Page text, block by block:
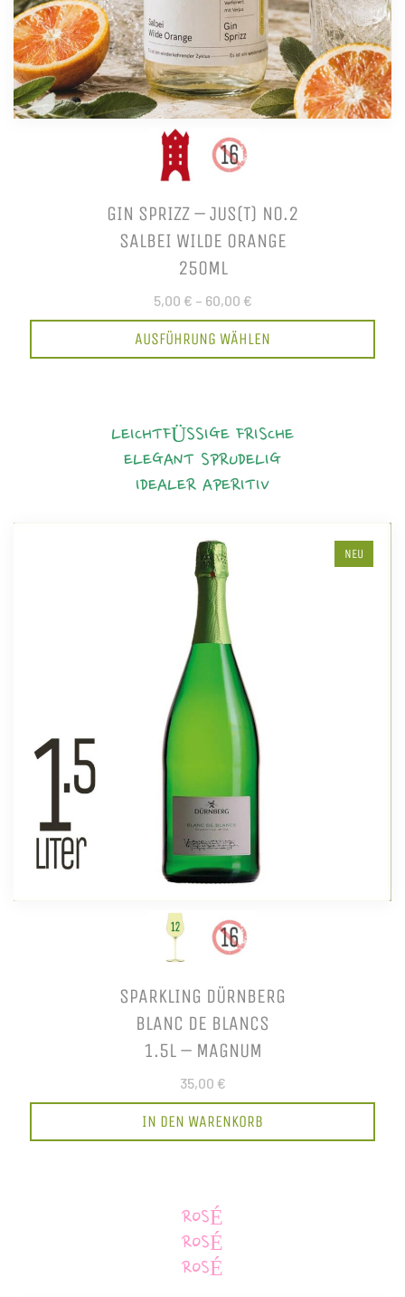
GIN SPRIZZ – JUS(T) NO.2
SALBEI WILDE ORANGE
250ML
5,00 € – 60,00 €
AUSFÜHRUNG WÄHLEN
LEICHTFÜSSIGE FRISCHE
ELEGANT SPRUDELIG
IDEALER APERITIV
NEU
SPARKLING DÜRNBERG
BLANC DE BLANCS
1.5L – MAGNUM
35,00 €
IN DEN WARENKORB
ROSÉ
ROSÉ
ROSÉ